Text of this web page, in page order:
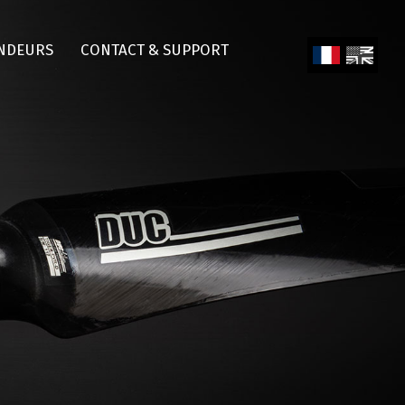
CONTACT & SUPPORT
Engl